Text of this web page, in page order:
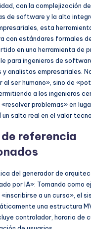
con la complejización
de software y la alta
esta
con estándares formales
en una herramienta de
para ingenieros de
y analistas empresariales.
al ser humano», sino de
a los ingenieros
problemas» en
un salto real en el valor
de referencia
del generador de
por IA»: Tomando como
«inscribirse a un curso», el
una estructura
controlador, horario de